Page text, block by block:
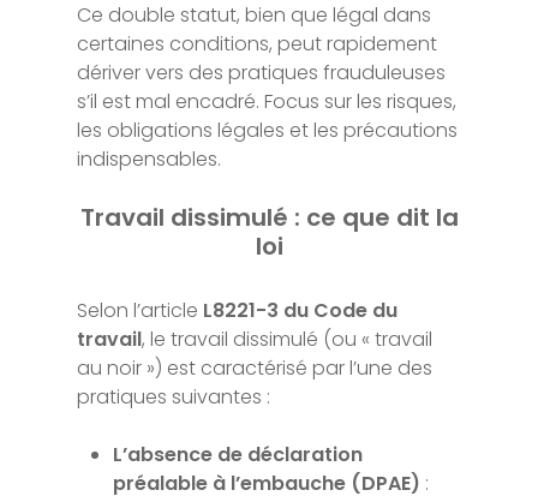
Ce double statut, bien que légal dans
certaines conditions, peut rapidement
dériver vers des pratiques frauduleuses
s’il est mal encadré. Focus sur les risques,
les obligations légales et les précautions
indispensables.
Travail dissimulé : ce que dit la
loi
Selon l’article L8221-3 du Code du
travail, le travail dissimulé (ou « travail
au noir ») est caractérisé par l’une des
pratiques suivantes :
L’absence de déclaration
préalable à l’embauche (DPAE) :